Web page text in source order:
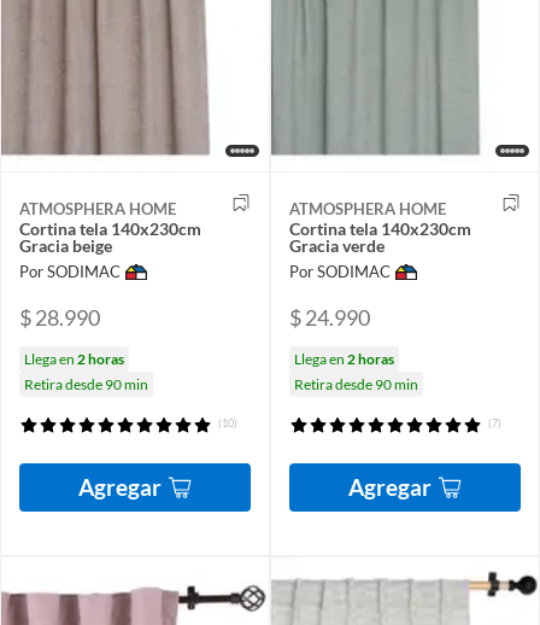
ATMOSPHERA HOME
Cortina tela 140x230cm
Gracia beige
Por SODIMAC
$ 28.990
Llega en 2 horas
Retira desde 90 min
(10)
Agregar
ATMOSPHERA HOME
Cortina tela 140x230cm
Gracia verde
Por SODIMAC
$ 24.990
Llega en 2 horas
Retira desde 90 min
(7)
Agregar